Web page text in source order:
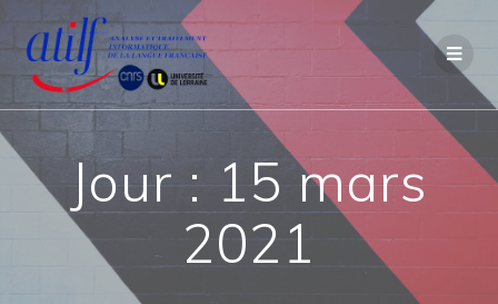
contenu
Jour :15 mars
2021